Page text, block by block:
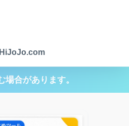
HiJoJo.com
合があります。